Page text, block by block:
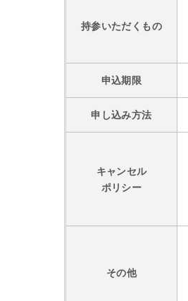
持参いただくもの
申込期限
申し込み方法
キャンセル
ポリシー
その他